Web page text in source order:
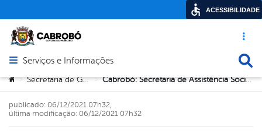
Acesso
Abrir menu principal de navegação
Serviços e Informações
Você está aqui:
> Secretaria de Governo > Cabrobó: Secretaria de Assistência Social realiza etapa do ‘Cras Itinerante’ na Comunidade Alazão
publicado: 06/12/2021 07h32,
última modificação: 06/12/2021 07h32
ACESSIBILIDADE